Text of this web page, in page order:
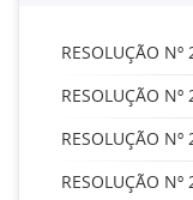
RESOLUÇÃO
RESOLUÇÃO
RESOLUÇÃO
RESOLUÇÃO